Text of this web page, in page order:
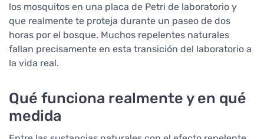
los mosquitos en una placa de Petri de laboratorio y
que realmente te proteja durante un paseo de dos
horas por el bosque. Muchos repelentes naturales
fallan precisamente en esta transición del laboratorio a
la vida real.
Qué funciona realmente y en qué
medida